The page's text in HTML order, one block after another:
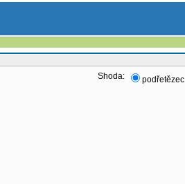
Shoda: podřetězec